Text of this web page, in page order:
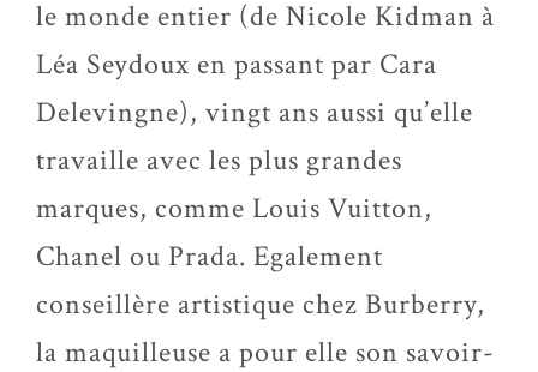
le monde entier (de Nicole Kidman à
Léa Seydoux en passant par Cara
Delevingne), vingt ans aussi qu’elle
travaille avec les plus grandes
marques, comme Louis Vuitton,
Chanel ou Prada. Egalement
conseillère artistique chez Burberry,
la maquilleuse a pour elle son savoir-